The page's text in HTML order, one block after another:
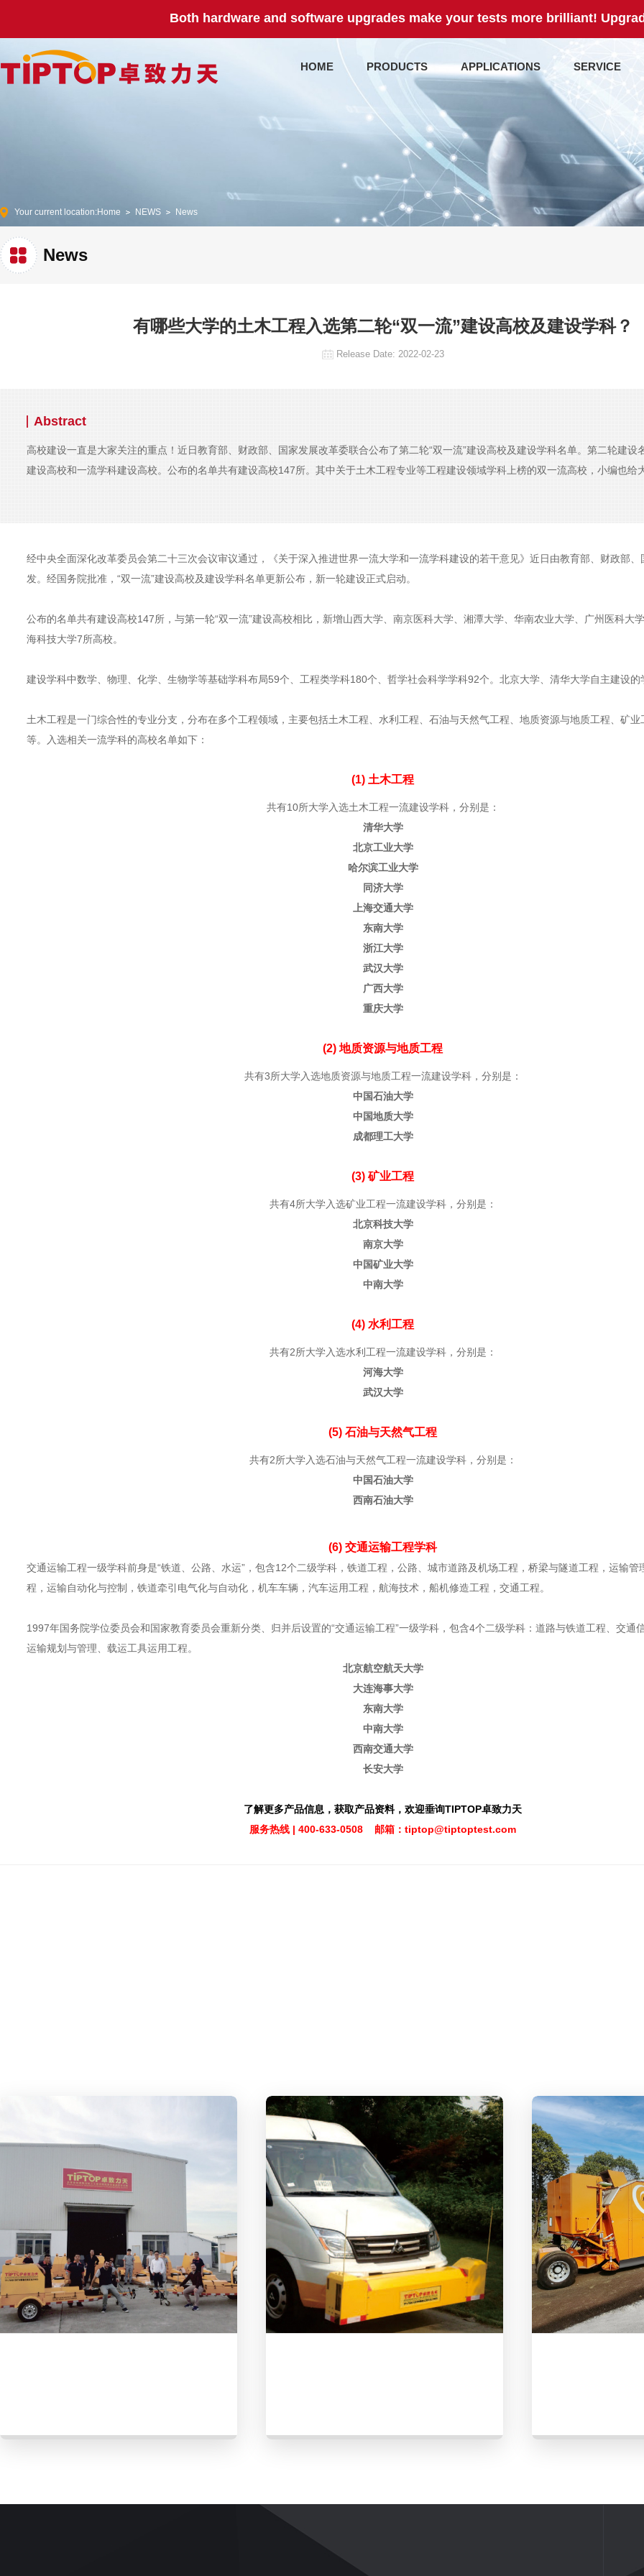
Both hardware and software upgrades make your tests more brilliant!
HOME PRODUCTS APPLICATIONS SERVICE
Your current location:Home NEWS News
News
有哪些大学的土木工程入选第二轮“双一流”建设高校及建设学科？
Release Date: 2022-02-23
Abstract
高校建设一直是大家关注的重点！近日教育部、财政部、国家发展改革委联合公布了第二轮“双一流”建设高校及建设学科名单。第二轮建设
建设高校和一流学科建设高校。公布的名单共有建设高校147所。其中关于土木工程专业等工程建设领域学科上榜的双一流高校，小编也给
经中央全面深化改革委员会第二十三次会议审议通过，《关于深入推进世界一流大学和一流学科建设的若干意见》近日由教育部、财政部、
发。经国务院批准，“双一流”建设高校及建设学科名单更新公布，新一轮建设正式启动。
公布的名单共有建设高校147所，与第一轮“双一流”建设高校相比，新增山西大学、南京医科大学、湘潭大学、华南农业大学、广州医科大
海科技大学7所高校。
建设学科中数学、物理、化学、生物学等基础学科布局59个、工程类学科180个、哲学社会科学学科92个。北京大学、清华大学自主建设的
土木工程是一门综合性的专业分支，分布在多个工程领域，主要包括土木工程、水利工程、石油与天然气工程、地质资源与地质工程、矿业
等。入选相关一流学科的高校名单如下：
(1) 土木工程
共有10所大学入选土木工程一流建设学科，分别是：
清华大学
北京工业大学
哈尔滨工业大学
同济大学
上海交通大学
东南大学
浙江大学
武汉大学
广西大学
重庆大学
(2) 地质资源与地质工程
共有3所大学入选地质资源与地质工程一流建设学科，分别是：
中国石油大学
中国地质大学
成都理工大学
(3) 矿业工程
共有4所大学入选矿业工程一流建设学科，分别是：
北京科技大学
南京大学
中国矿业大学
中南大学
(4) 水利工程
共有2所大学入选水利工程一流建设学科，分别是：
河海大学
武汉大学
(5) 石油与天然气工程
共有2所大学入选石油与天然气工程一流建设学科，分别是：
中国石油大学
西南石油大学
(6) 交通运输工程学科
交通运输工程一级学科前身是“铁道、公路、水运”，包含12个二级学科，铁道工程，公路、城市道路及机场工程，桥梁与隧道工程，运输管
程，运输自动化与控制，铁道牵引电气化与自动化，机车车辆，汽车运用工程，航海技术，船机修造工程，交通工程。
1997年国务院学位委员会和国家教育委员会重新分类、归并后设置的“交通运输工程”一级学科，包含4个二级学科：道路与铁道工程、交通
运输规划与管理、载运工具运用工程。
北京航空航天大学
大连海事大学
东南大学
中南大学
西南交通大学
长安大学
了解更多产品信息，获取产品资料，欢迎垂询TIPTOP卓致力天
服务热线 | 400-633-0508 邮箱：tiptop@tiptoptest.com